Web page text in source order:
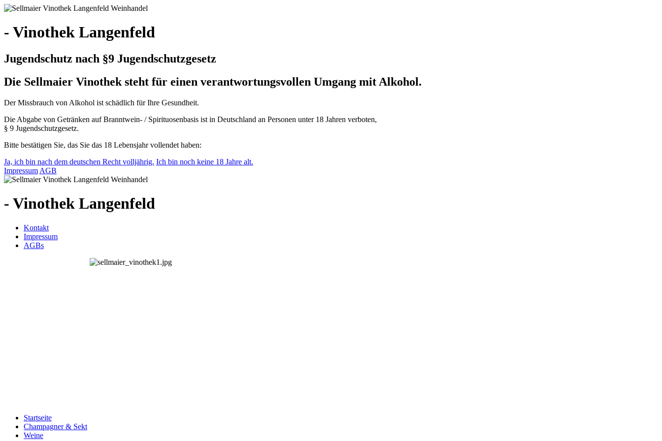
- Vinothek Langenfeld
Jugendschutz nach §9 Jugendschutzgesetz
Die Sellmaier Vinothek steht für einen verantwortungsvollen Umgang mit Alkohol.
Der Missbrauch von Alkohol ist schädlich für Ihre Gesundheit.
Die Abgabe von Getränken auf Branntwein- / Spirituosenbasis ist in Deutschland an Personen unter 18 Jahren verboten,
§ 9 Jugendschutzgesetz.
Bitte bestätigen Sie, das Sie das 18 Lebensjahr vollendet haben:
Ja, ich bin nach dem deutschen Recht volljährig. Ich bin noch keine 18 Jahre alt.
Impressum AGB
- Vinothek Langenfeld
Kontakt
Impressum
AGBs
Startseite
Champagner & Sekt
Weine